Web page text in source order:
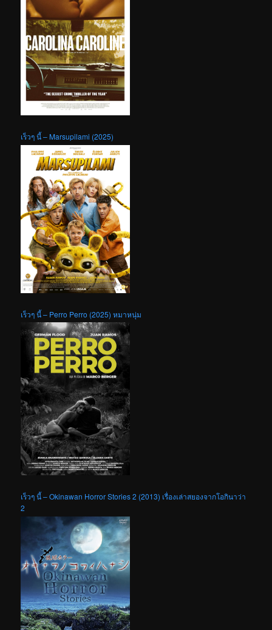
เร็วๆ นี้ – Marsupilami (2025)
เร็วๆ นี้ – Perro Perro (2025) หมาหนุ่ม
เร็วๆ นี้ – Okinawan Horror Stories 2 (2013) เรื่องเล่าสยองจากโอกินาว่า
2